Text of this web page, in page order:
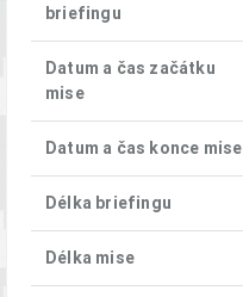
briefingu
Datum a čas začátku
mise
Datum a čas konce mise
Délka briefingu
Délka mise